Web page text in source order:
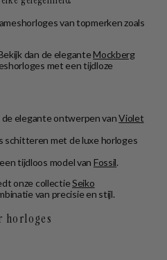
van topmerken zoals
dan de eleganteMockberg
met een tijdloze
elegante ontwerpen vanViolet
schitteren met de luxe horloges
tijdloos model van Fossil.
onze collectieSeiko
van precisie en stijl.
horloges